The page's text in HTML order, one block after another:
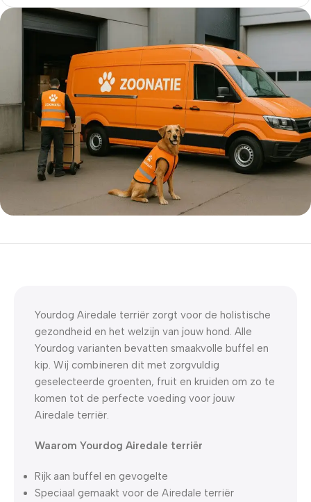
5% korting met code
Yourdog Airedale terriër zorgt voor de holistische
gezondheid en het welzijn van jouw hond. Alle
Yourdog varianten bevatten smaakvolle buffel en
kip. Wij combineren dit met zorgvuldig
geselecteerde groenten, fruit en kruiden om zo te
komen tot de perfecte voeding voor jouw
Airedale terriër.
Waarom Yourdog Airedale terriër
Rijk aan buffel en gevogelte
Speciaal gemaakt voor de Airedale terriër